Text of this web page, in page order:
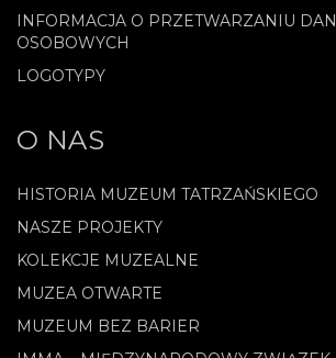
INFORMACJA O PRZETWARZANIU
OSOBOWYCH
LOGOTYPY
O NAS
HISTORIA MUZEUM TATRZAŃSKIEGO
NASZE PROJEKTY
KOLEKCJE MUZEALNE
MUZEA OTWARTE
MUZEUM BEZ BARIER